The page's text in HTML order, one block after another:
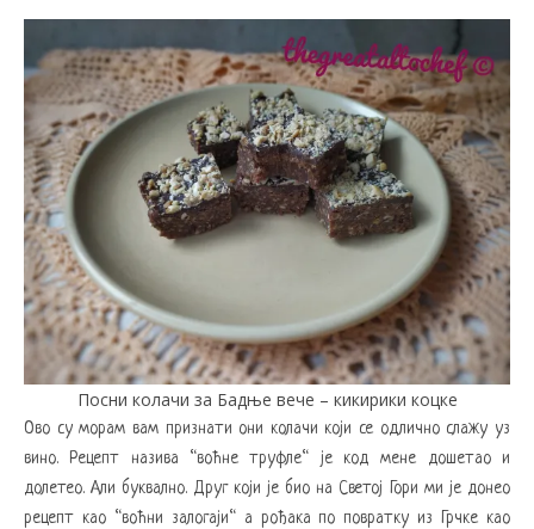
Посни колачи за Бадње вече – кикирики коцке
Ово су морам вам признати они колачи који се одлично слажу уз
вино. Рецепт назива “воћне труфле“ је код мене дошетао и
долетео. Али буквално. Друг који је био на Светој Гори ми је донео
рецепт као “воћни залогаји“ а рођака по повратку из Грчке као